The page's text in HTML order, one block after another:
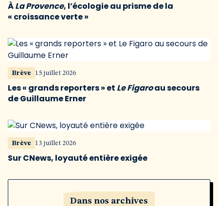
ÀLa Provence, l’écologie au prisme de la
« croissance verte »
Brève 15 juillet 2026
Les « grands reporters » et Le Figaroau secours
de Guillaume Erner
Brève 13 juillet 2026
Sur CNews, loyauté entière exigée
Dans nos archives